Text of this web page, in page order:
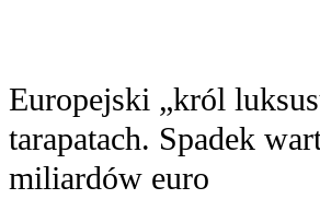
Europejski „król
tarapatach. Spadek
miliardów euro